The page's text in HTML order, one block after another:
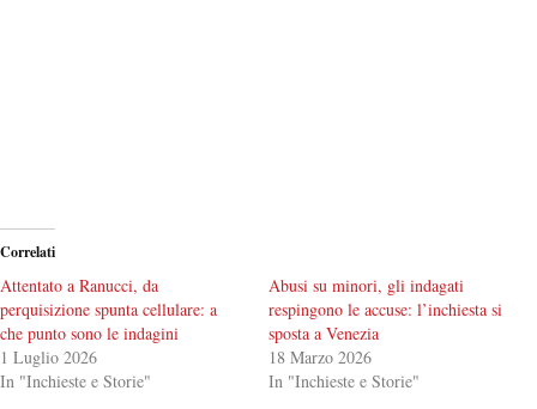
Correlati
Attentato a Ranucci, da
perquisizione spunta cellulare: a
che punto sono le indagini
1 Luglio 2026
In "Inchieste e Storie"
Abusi su minori, gli indagati
respingono le accuse: l’inchiesta si
sposta a Venezia
18 Marzo 2026
In "Inchieste e Storie"